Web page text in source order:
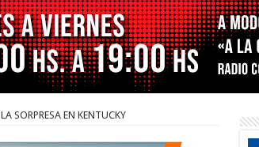
SORPRESA EN KENTUCKY